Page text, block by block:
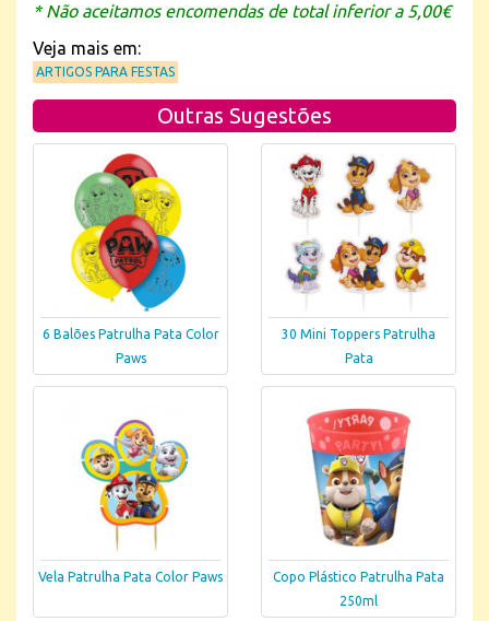
* Não aceitamos encomendas de total inferior a 5,00€
Veja mais em:
ARTIGOS PARA FESTAS
Outras Sugestões
6 Balões Patrulha Pata Color
Paws
30 Mini Toppers Patrulha
Pata
Vela Patrulha Pata Color Paws
Copo Plástico Patrulha Pata
250ml